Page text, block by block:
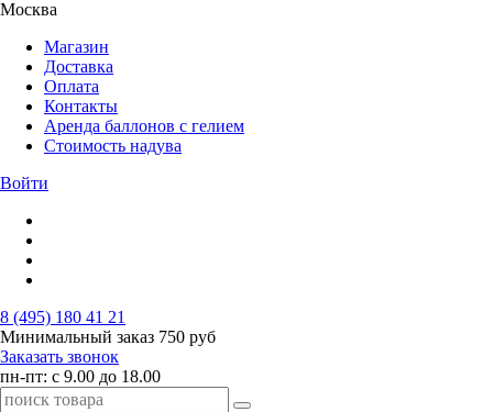
Москва
Магазин
Доставка
Оплата
Контакты
Аренда баллонов с гелием
Стоимость надува
Войти
8 (495) 180 41 21
Минимальный заказ 750 руб
Заказать звонок
пн-пт: с 9.00 до 18.00